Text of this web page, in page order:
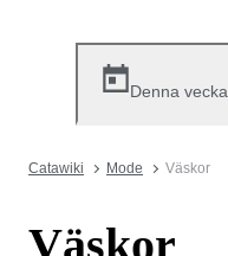
Denna vecka
Catawiki Mode Väskor
Väskor